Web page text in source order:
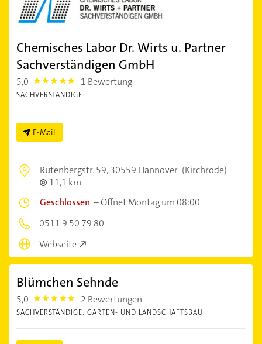
Chemisches Labor Dr. Wirts u. Partner
Sachverständigen GmbH
5,0 5.0 1 Bewertung
SACHVERSTÄNDIGE
E-Mail
Rutenbergstr. 59,30559 Hannover (Kirchrode)
11,1 km
Geschlossen –Öffnet Montag um 08:00
0511 9 50 79 80
Webseite
Blümchen Sehnde
5,0 5.0 2 Bewertungen
SACHVERSTÄNDIGE: GARTEN- UND LANDSCHAFTSBAU